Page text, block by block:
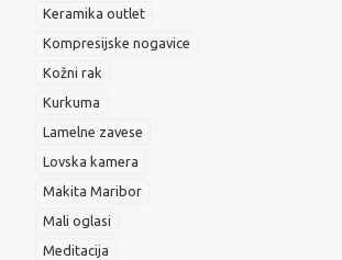
Keramika outlet
Kompresijske nogavice
Kožni rak
Kurkuma
Lamelne zavese
Lovska kamera
Makita Maribor
Mali oglasi
Meditacija